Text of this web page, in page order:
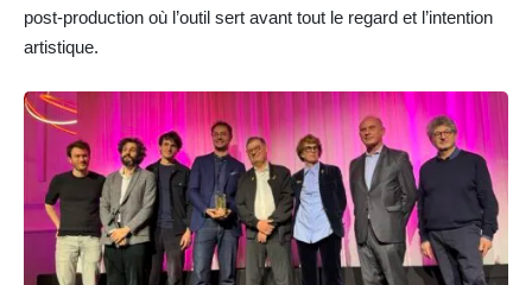
post-production où l’outil sert avant tout le regard et l’intention
artistique.